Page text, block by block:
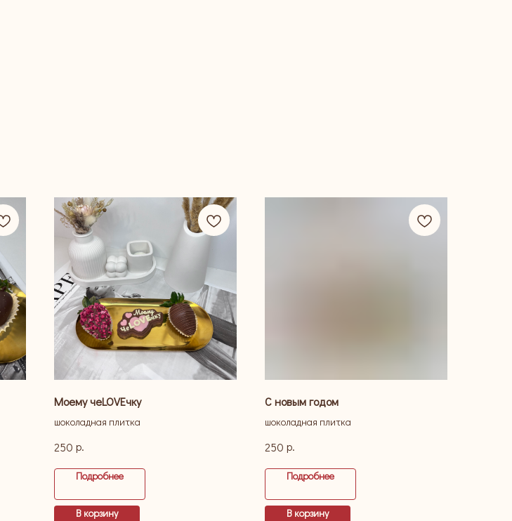
Моему чеLOVEчку
шоколадная плитка
250 р.
Подробнее
В корзину
С новым годом
шоколадная плитка
250 р.
Подробнее
В корзину